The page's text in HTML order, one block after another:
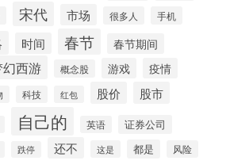
宋代 市场 很多人 手机
时间 春节
春节期间
西游 概念股 游戏 疫情
科技 红包 股价 股市
自己的 英语 证券公司
跌停 还不 这是 都是 风险